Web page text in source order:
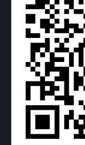
联系方式 关于我们
下载与支持
资料下载 视频中心
常见问题
购买流程 版权条款